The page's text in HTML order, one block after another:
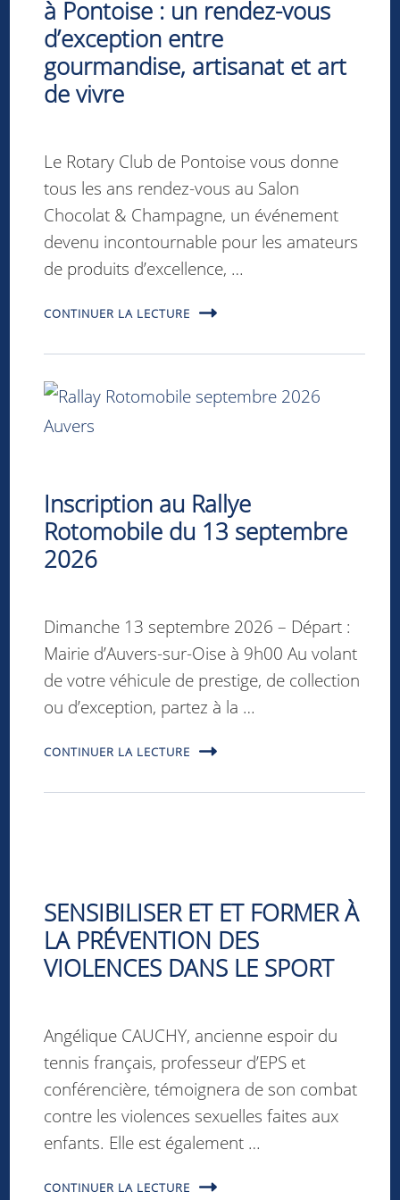
à Pontoise : un rendez-vous
d’exception entre
gourmandise, artisanat et art
de vivre
Le Rotary Club de Pontoise vous donne
tous les ans rendez-vous au Salon
Chocolat & Champagne, un événement
devenu incontournable pour les amateurs
de produits d’excellence, …
CONTINUER LA LECTURE
Inscription au Rallye
Rotomobile du 13 septembre
2026
Dimanche 13 septembre 2026 – Départ :
Mairie d’Auvers-sur-Oise à 9h00 Au volant
de votre véhicule de prestige, de collection
ou d’exception, partez à la …
CONTINUER LA LECTURE
SENSIBILISER ET ET FORMER À
LA PRÉVENTION DES
VIOLENCES DANS LE SPORT
Angélique CAUCHY, ancienne espoir du
tennis français, professeur d’EPS et
conférencière, témoignera de son combat
contre les violences sexuelles faites aux
enfants. Elle est également …
CONTINUER LA LECTURE